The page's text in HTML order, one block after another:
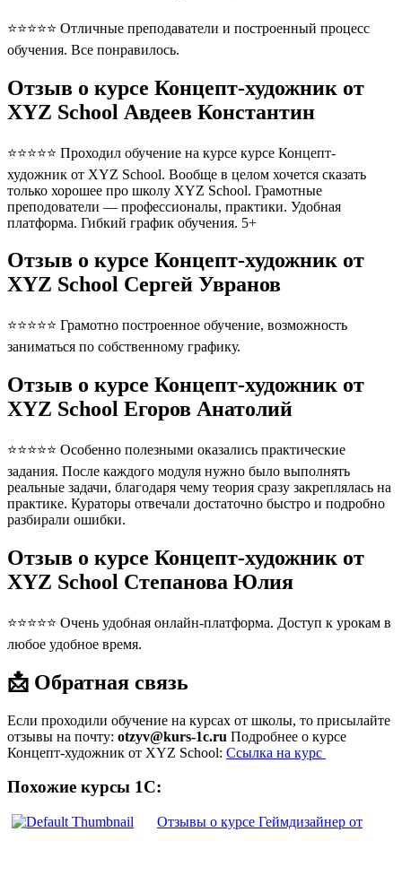
⭐⭐⭐⭐⭐ Отличные преподаватели и построенный процесс
обучения. Все понравилось.
Отзыв о курсе Концепт-художник от
XYZ School Авдеев Константин
⭐⭐⭐⭐⭐ Проходил обучение на курсе курсе Концепт-
художник от XYZ School. Вообще в целом хочется сказать
только хорошее про школу XYZ School. Грамотные
преподователи — профессионалы, практики. Удобная
платформа. Гибкий график обучения. 5+
Отзыв о курсе Концепт-художник от
XYZ School Сергей Увранов
⭐⭐⭐⭐⭐ Грамотно построенное обучение, возможность
заниматься по собственному графику.
Отзыв о курсе Концепт-художник от
XYZ School Егоров Анатолий
⭐⭐⭐⭐⭐ Особенно полезными оказались практические
задания. После каждого модуля нужно было выполнять
реальные задачи, благодаря чему теория сразу закреплялась на
практике. Кураторы отвечали достаточно быстро и подробно
разбирали ошибки.
Отзыв о курсе Концепт-художник от
XYZ School Степанова Юлия
⭐⭐⭐⭐⭐ Очень удобная онлайн-платформа. Доступ к урокам в
любое удобное время.
📩 Обратная связь
Если проходили обучение на курсах от школы, то присылайте
отзывы на почту: otzyv@kurs-1c.ru Подробнее о курсе
Концепт-художник от XYZ School: Ссылка на курс
Похожие курсы 1С:
Отзывы о курсе Геймдизайнер от